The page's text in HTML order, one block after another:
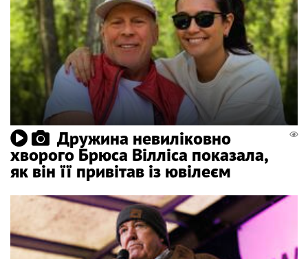
Дружина невиліковно
хворого Брюса Вілліса показала,
як він її привітав із ювілеєм